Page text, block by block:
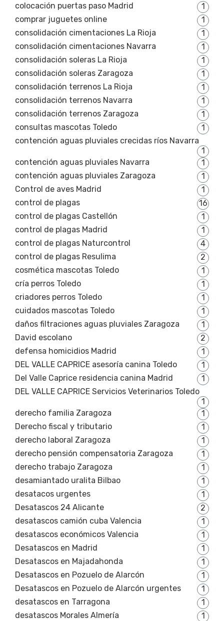
colocación puertas paso Madrid
1
comprar juguetes online
1
consolidación cimentaciones La Rioja
1
consolidación cimentaciones Navarra
1
consolidación soleras La Rioja
1
consolidación soleras Zaragoza
1
consolidación terrenos La Rioja
1
consolidación terrenos Navarra
1
consolidación terrenos Zaragoza
1
consultas mascotas Toledo
1
contención aguas pluviales crecidas ríos Navarra
1
contención aguas pluviales Navarra
1
contención aguas pluviales Zaragoza
1
Control de aves Madrid
1
control de plagas
16
control de plagas Castellón
1
control de plagas Madrid
1
control de plagas Naturcontrol
4
control de plagas Resulima
2
cosmética mascotas Toledo
1
cría perros Toledo
1
criadores perros Toledo
1
cuidados mascotas Toledo
1
daños filtraciones aguas pluviales Zaragoza
1
David escolano
2
defensa homicidios Madrid
1
DEL VALLE CAPRICE asesoría canina Toledo
1
Del Valle Caprice residencia canina Madrid
1
DEL VALLE CAPRICE Servicios Veterinarios Toledo
1
derecho familia Zaragoza
1
Derecho fiscal y tributario
1
derecho laboral Zaragoza
1
derecho pensión compensatoria Zaragoza
1
derecho trabajo Zaragoza
1
desamiantado uralita Bilbao
1
desatacos urgentes
1
Desatascos 24 Alicante
2
desatascos camión cuba Valencia
1
desatascos económicos Valencia
1
Desatascos en Madrid
1
Desatascos en Majadahonda
1
Desatascos en Pozuelo de Alarcón
1
Desatascos en Pozuelo de Alarcón urgentes
1
desatascos en Tarragona
1
desatascos Morales Almería
1